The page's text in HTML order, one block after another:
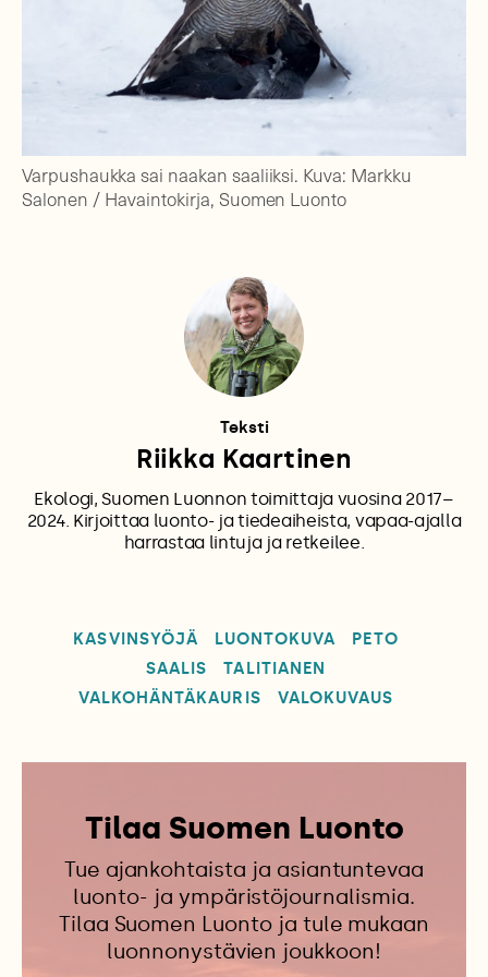
Varpushaukka sai naakan saaliiksi. Kuva: Markku
Salonen / Havaintokirja, Suomen Luonto
Teksti
Riikka Kaartinen
Ekologi, Suomen Luonnon toimittaja vuosina 2017–
2024. Kirjoittaa luonto- ja tiedeaiheista, vapaa-ajalla
harrastaa lintuja ja retkeilee.
KASVINSYÖJÄ LUONTOKUVA
PETO
SAALIS
TALITIANEN
VALKOHÄNTÄKAURIS
VALOKUVAUS
Tilaa Suomen Luonto
Tue ajankohtaista ja asiantuntevaa
luonto- ja ympäristöjournalismia.
Tilaa Suomen Luonto ja tule mukaan
luonnonystävien joukkoon!